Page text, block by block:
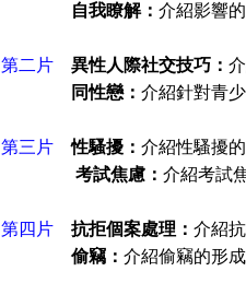
自我瞭解： 介紹影響
第二片 異性人際社交技巧：
同性戀： 介紹針對青
第三片 性騷擾： 介紹性騷擾
考試焦慮： 介紹考試
第四片 抗拒個案處理： 介紹
偷竊： 介紹偷竊的形